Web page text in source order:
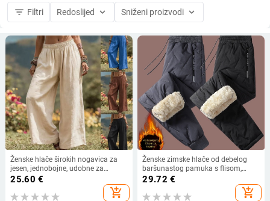
filter_list Filtri Redoslijed keyboard_arrow_down Sniženi proizvodi keyboard_arrow_down
Ženske hlače širokih nogavica za
jesen, jednobojne, udobne za
svakodnevno nošenje, s bočnim
džepovima i elastičnim pojasom,
pamukova smjesa
25.60 €
add_shopping_cart
Ženske zimske hlače od debelog
baršunastog pamuka s flisom,
debele hlače, novogodišnje tople
hlače za majke srednjih godina,
otporne na vjetar
29.72 €
add_shopping_cart